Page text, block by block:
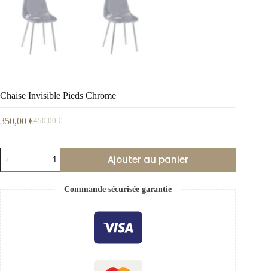
Chaise Invisible Pieds Chrome
450,00€
350,00 €
Ajouter au panier
Commande sécurisée garantie